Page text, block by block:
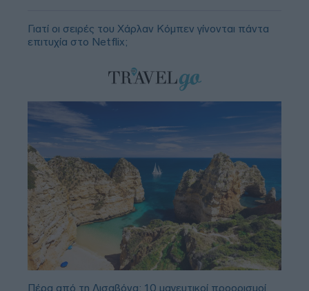
Γιατί οι σειρές του Χάρλαν Κόμπεν γίνονται πάντα
επιτυχία στο Netflix;
Πέρα από τη Λισαβόνα: 10 μαγευτικοί προορισμοί